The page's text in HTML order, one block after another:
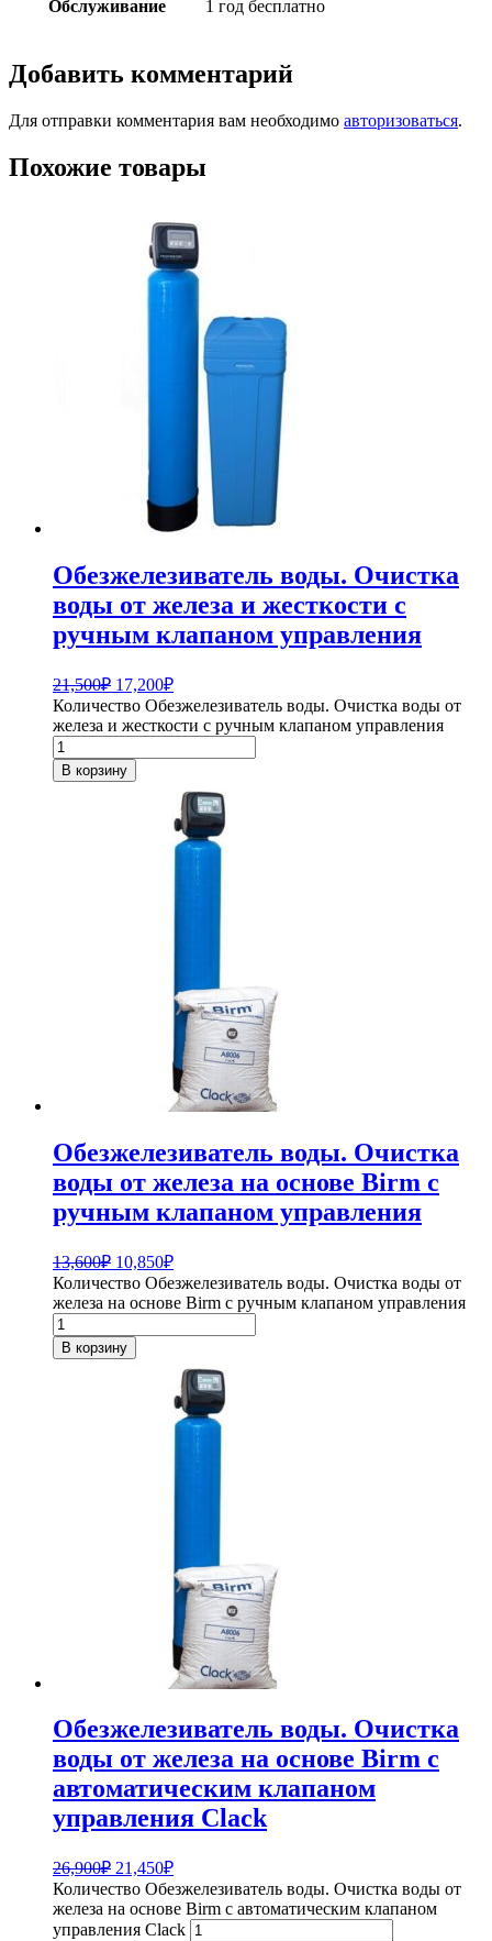
Обслуживание 1 год бесплатно
Добавить комментарий
Для отправки комментария вам необходимо авторизоваться.
Похожие товары
Обезжелезиватель воды. Очистка
воды от железа и жесткости с
ручным клапаном управления
21,500₽ 17,200₽
Количество Обезжелезиватель воды. Очистка воды от
железа и жесткости с ручным клапаном управления
В корзину
Обезжелезиватель воды. Очистка
воды от железа на основе Birm с
ручным клапаном управления
13,600₽ 10,850₽
Количество Обезжелезиватель воды. Очистка воды от
железа на основе Birm с ручным клапаном управления
В корзину
Обезжелезиватель воды. Очистка
воды от железа на основе Birm с
автоматическим клапаном
управления Clack
26,900₽ 21,450₽
Количество Обезжелезиватель воды. Очистка воды от
железа на основе Birm с автоматическим клапаном
управления Clack